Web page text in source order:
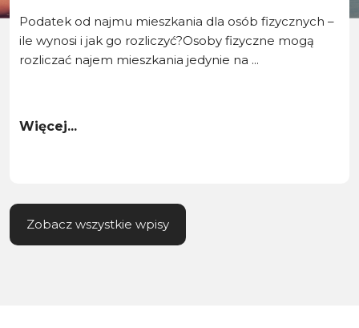
Podatek od najmu mieszkania dla osób fizycznych –
ile wynosi i jak go rozliczyć?Osoby fizyczne mogą
rozliczać najem mieszkania jedynie na ...
Więcej...
Zobacz wszystkie wpisy